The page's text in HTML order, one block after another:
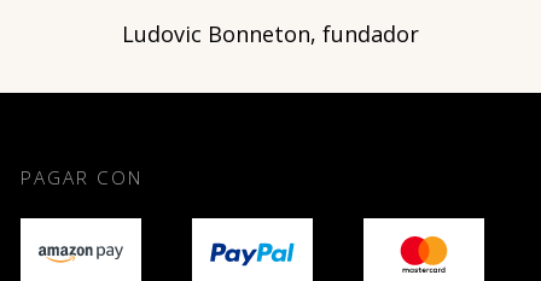
Ludovic Bonneton, fundador
PAGAR CON